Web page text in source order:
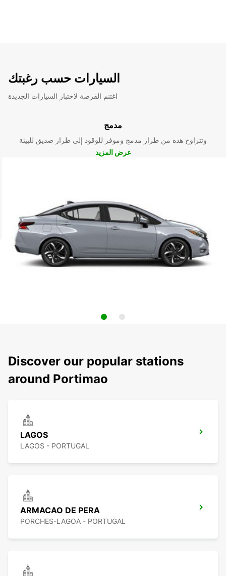
السيارات حسب رغبتك
اغتنم الفرصة لاختبار السيارات الجديدة
مدمج
وتتراوح هذه من طراز مدمج وموفر للوقود إلى طراز صديق للبيئة
عرض المزيد
Discover our popular stations
around Portimao
LAGOS
LAGOS - PORTUGAL
ARMACAO DE PERA
PORCHES-LAGOA - PORTUGAL